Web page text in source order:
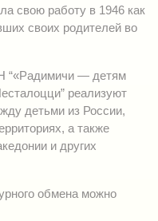
свою работу в 1946 как
своих родителей во
“«Радимичи — детям
реализуют
детьми из России,
а также
и других
обмена можно